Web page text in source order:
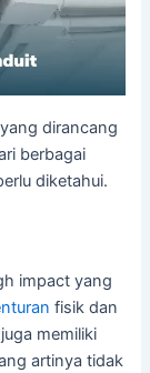
dirancang
berbagai
diketahui.
impact yang
fisik dan
memiliki
artinya tidak